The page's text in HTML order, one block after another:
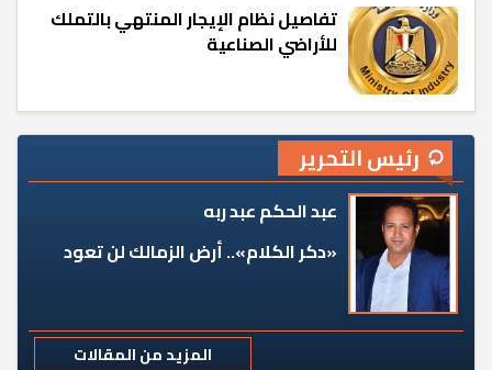
تفاصيل نظام الإيجار المنتهي بالتملك
للأراضي الصناعية
رئيس التحرير
عبد الحكم عبد ربه
«دكر الكلام».. أرض الزمالك لن تعود
المزيد من المقالات